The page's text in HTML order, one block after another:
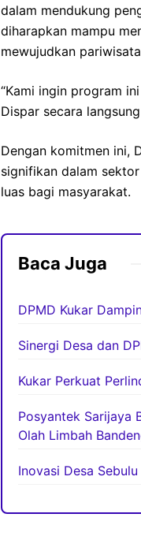
dalam mendukung
diharapkan mampu
mewujudkan
“Kami ingin program
Dispar secara
Dengan komitmen ini,
signifikan dalam
luas bagi masyarakat.
Baca Juga
DPMD Kukar
Sinergi Desa dan
Kukar Perkuat
Posyantek Sarijaya
Olah Limbah
Inovasi Desa